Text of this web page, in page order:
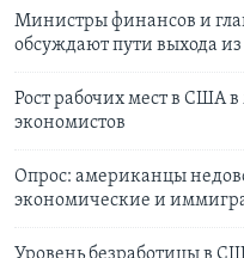
Министры финансов и
обсуждают пути выхода из
Рост рабочих мест в США
экономистов
Опрос: американцы
экономические и